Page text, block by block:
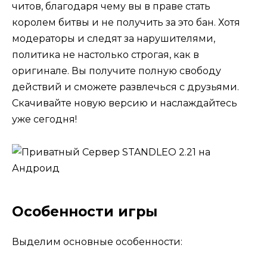
читов, благодаря чему вы в праве стать
королем битвы и не получить за это бан. Хотя
модераторы и следят за нарушителями,
политика не настолько строгая, как в
оригинале. Вы получите полную свободу
действий и сможете развлечься с друзьями.
Скачивайте новую версию и наслаждайтесь
уже сегодня!
Особенности игры
Выделим основные особенности: